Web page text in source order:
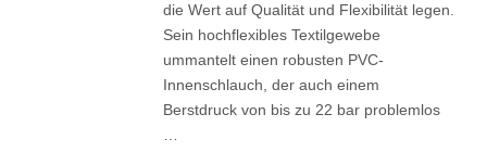
die Wert auf Qualität und Flexibilität legen.
Sein hochflexibles Textilgewebe
ummantelt einen robusten PVC-
Innenschlauch, der auch einem
Berstdruck von bis zu 22 bar problemlos